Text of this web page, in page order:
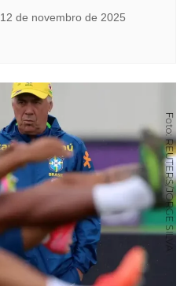
12 de novembro de 2025